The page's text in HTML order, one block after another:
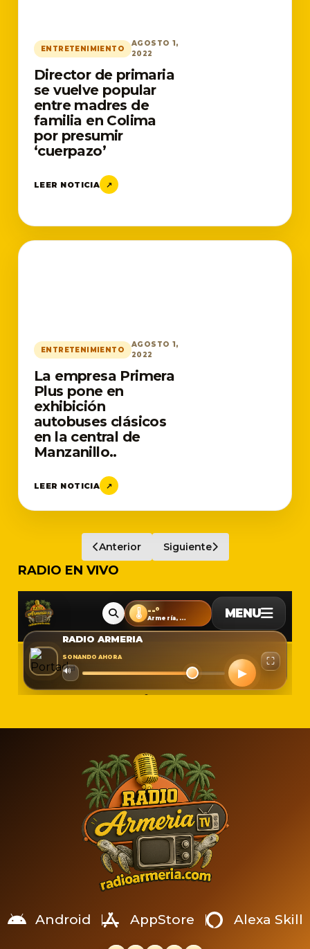
ENTRETENIMIENTO
AGOSTO 1,
2022
Director de primaria
se vuelve popular
entre madres de
familia en Colima
por presumir
‘cuerpazo’
LEER NOTICIA ↗
ENTRETENIMIENTO
AGOSTO 1,
2022
La empresa Primera
Plus pone en
exhibición
autobuses clásicos
en la central de
Manzanillo..
LEER NOTICIA ↗
Anterior Siguiente
RADIO EN VIVO
Android AppStore Alexa Skill